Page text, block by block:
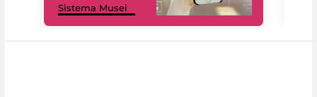
Sistema Musei